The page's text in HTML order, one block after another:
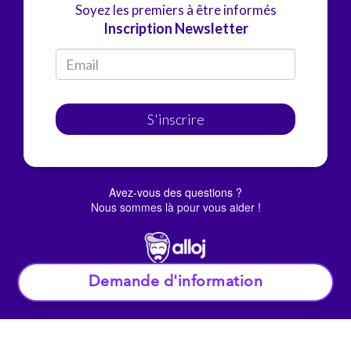
Demande d'information
Soyez les premiers à être informés
Inscription Newsletter
S'inscrire
Avez-vous des questions ?
Nous sommes là pour vous aider !
© Alloj.2022 Tous droits réservés